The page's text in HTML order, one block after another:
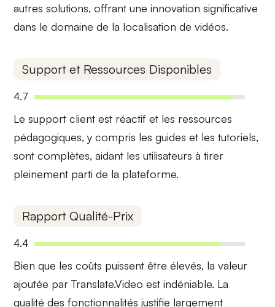
autres solutions, offrant une innovation significative
dans le domaine de la localisation de vidéos.
Support et Ressources Disponibles
4.7
Lesupport client est réactif et les ressources
pédagogiques, y compris les guides et les tutoriels,
sont complètes, aidant les utilisateurs à tirer
pleinement parti de la plateforme.
Rapport Qualité-Prix
4.4
Bien que les coûts puissent êtreélevés, la valeur
ajoutée par Translate.Video est indéniable. La
qualité des fonctionnalités justifie largement